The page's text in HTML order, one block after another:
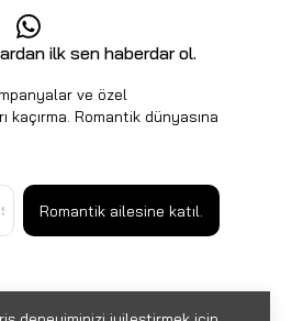
ilk sen haberdar ol.
ve özel
kaçırma. Romantik dünyasına
Romantik ailesine katıl.